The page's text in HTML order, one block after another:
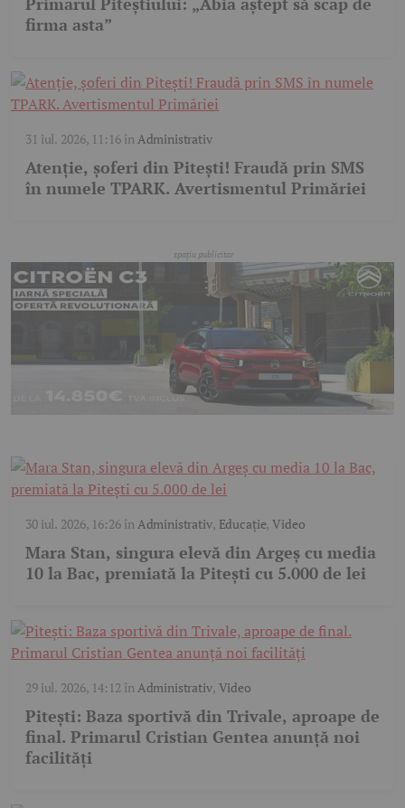
firma asta”
31 iul. 2026, 11:16în Administrativ
Atenție, șoferi din Pitești! Fraudă prin SMS
în numele TPARK. Avertismentul Primăriei
30 iul. 2026, 16:26înAdministrativ, Educație,Video
Mara Stan, singura elevă din Argeș cu media
10 la Bac, premiată la Pitești cu 5.000 de lei
29 iul. 2026, 14:12 înAdministrativ, Video
Pitești: Baza sportivă din Trivale, aproape de
final. Primarul Cristian Gentea anunță noi
facilități